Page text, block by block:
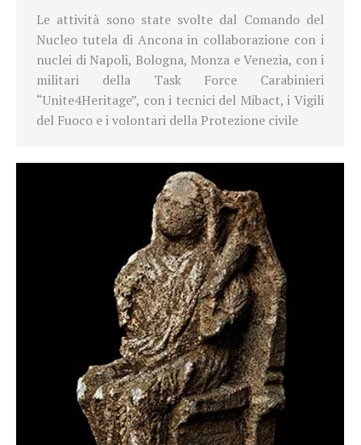
Le attività sono state svolte dal Comando del
Nucleo tutela di Ancona in collaborazione con i
nuclei di Napoli, Bologna, Monza e Venezia, con i
militari della Task Force Carabinieri
“Unite4Heritage”, con i tecnici del Mibact, i Vigili
del Fuoco e i volontari della Protezione civile